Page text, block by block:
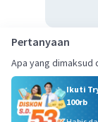
Pertanyaan
Apa yang dimaksud
Ikuti
100rb